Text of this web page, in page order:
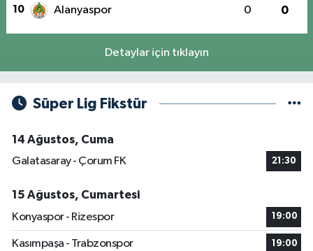
10 Alanyaspor 0 0
Detaylar için tıklayın
Süper Lig Fikstür
14 Ağustos, Cuma
Galatasaray - Çorum FK
21:30
15 Ağustos, Cumartesi
Konyaspor - Rizespor
19:00
Kasımpaşa - Trabzonspor 19:00